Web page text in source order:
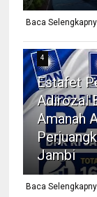
Baca
4
Estafet
Adirozal
Amanah
Jambi
Baca